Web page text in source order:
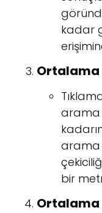
kadar
Ortalama
arama
arama
bir
Ortalama